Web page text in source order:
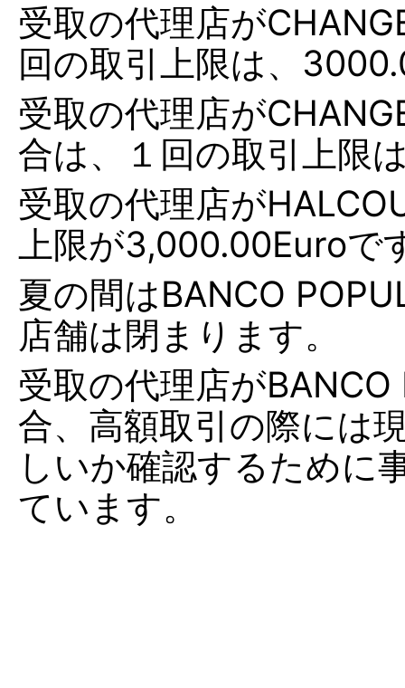
受取の代理店が
回の取引上限は、
受取の代理店が
合は、１回の取引上限
受取の代理店が
上限が3,000.00Euroで
夏の間はBANCO
店舗は閉まります。
受取の代理店が
合、高額取引の際には
しいか確認するために
ています。